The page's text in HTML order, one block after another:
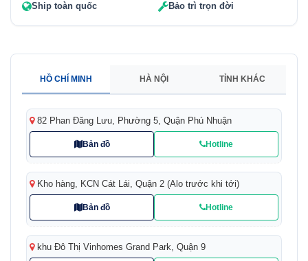
Ship toàn quốc Bảo trì trọn đời
HỒ CHÍ MINH HÀ NỘI TỈNH KHÁC
82 Phan Đăng Lưu, Phường 5, Quận Phú Nhuận
Bản đồ Hotline
Kho hàng, KCN Cát Lái, Quận 2 (Alo trước khi tới)
Bản đồ Hotline
khu Đô Thị Vinhomes Grand Park, Quận 9